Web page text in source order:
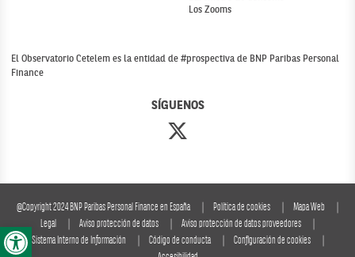
Abrir barra de herramientas
Los Zooms
SÍGUENOS
El Observatorio Cetelem es la entidad de #prospectiva de BNP Paribas Personal
Finance
@Copyright 2024 BNP Paribas Personal Finance en España Política de cookies
Mapa Web
Legal
Aviso protección de datos
Aviso protección de datos proveedores
Sistema Interno de Información
Código de conducta
Configuración de cookies